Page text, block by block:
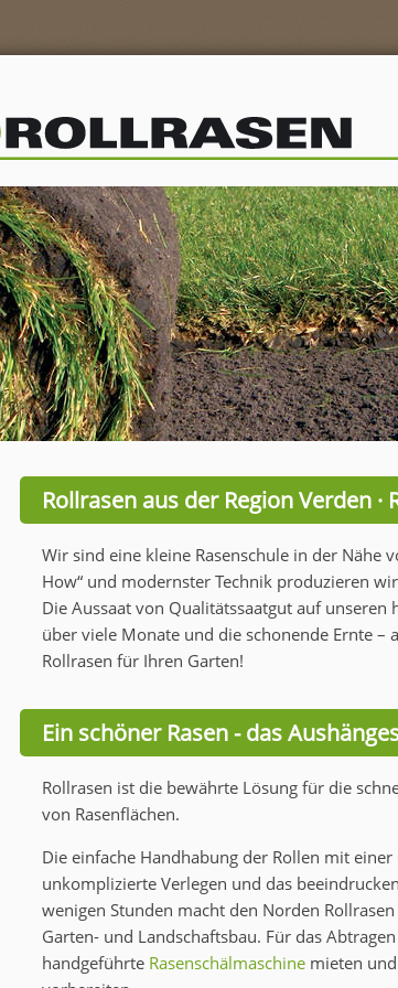
Rollrasen aus der Region Verden ·
Wir sind eine kleine Rasenschule in der Nähe
How“ und modernster Technik produzieren
Die Aussaat von Qualitätssaatgut auf
über viele Monate und die schonende Ernte –
Rollrasen für Ihren Garten!
Ein schöner Rasen - das
Rollrasen ist die bewährte Lösung für die
von Rasenflächen.
Die einfache Handhabung der Rollen mit
unkomplizierte Verlegen und das
wenigen Stunden macht den Norden
Garten- und Landschaftsbau. Für das
handgeführte Rasenschälmaschine mieten